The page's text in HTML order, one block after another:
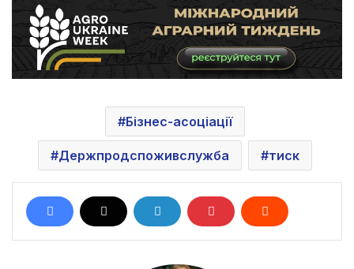
Бізнес-асоціації
Держпродспоживслужба тиск